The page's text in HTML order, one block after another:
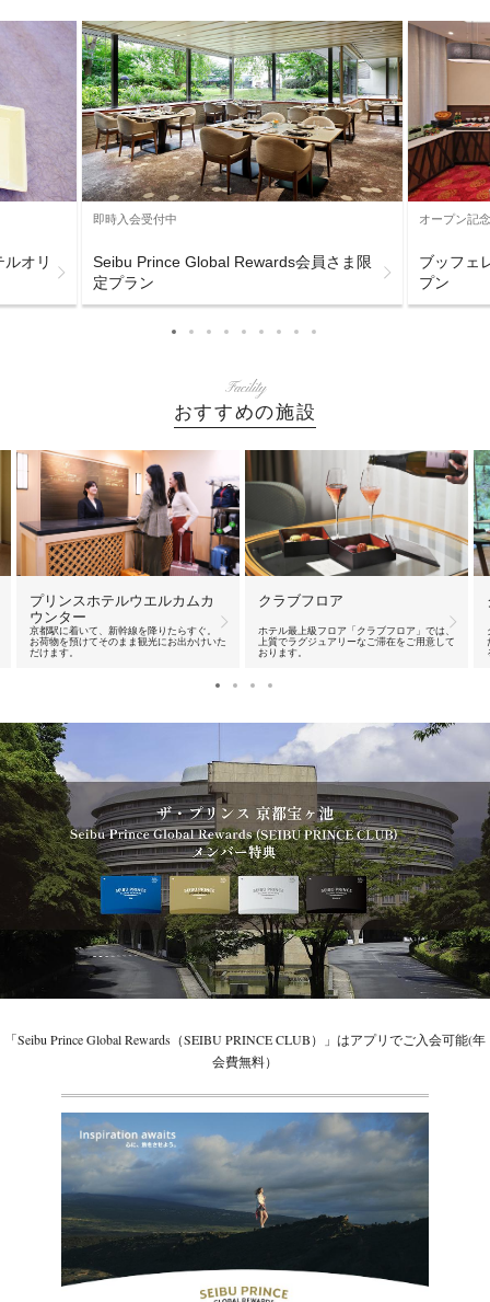
オリ
即時入会受付中
Seibu Prince Global Rewards会員さま限
定プラン
オープン記
ブッフェ
プン
Facility
おすすめの施設
プリンスホテルウエルカムカ
ウンター
京都駅に着いて、新幹線を降りたらすぐ。
お荷物を預けてそのまま観光にお出かけいた
だけます。
クラブフロア
ホテル最上級フロア「クラブフロア」では、
上質でラグジュアリーなご滞在をご用意して
おります。
「Seibu Prince Global Rewards（SEIBU PRINCE CLUB）」はアプリでご入会可能(年
会費無料）